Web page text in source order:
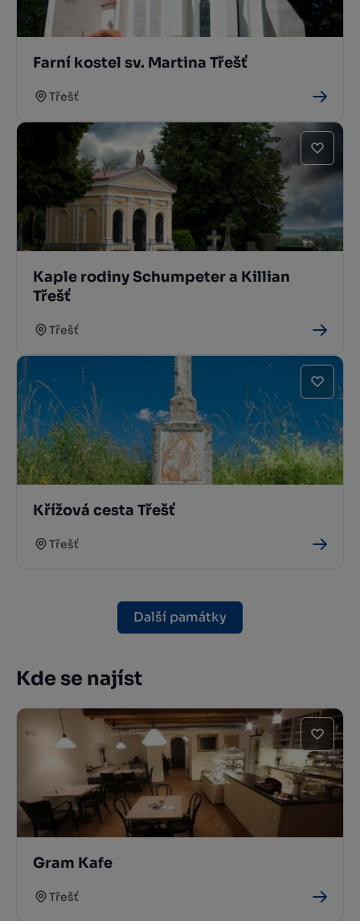
Farní kostel sv. Martina Třešť
Třešť
Kaple rodiny Schumpeter a Killian
Třešť
Třešť
Křížová cesta Třešť
Třešť
Další památky
Kde se najíst
Gram Kafe
Třešť